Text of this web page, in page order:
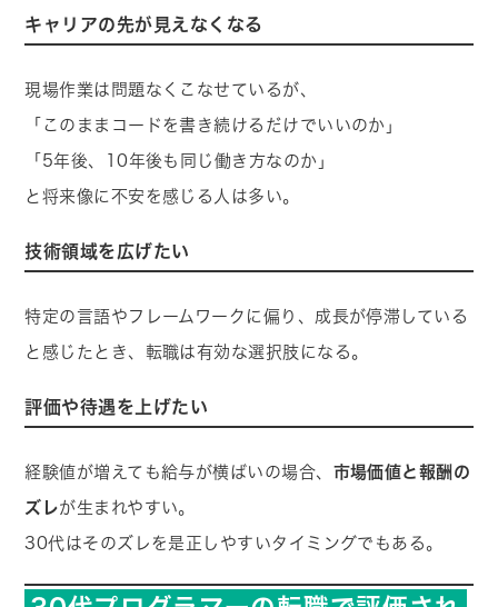
キャリアの先が見えなくなる
現場作業は問題なくこなせているが、
「このままコードを書き続けるだけでいいのか」
「5年後、10年後も同じ働き方なのか」
と将来像に不安を感じる人は多い。
技術領域を広げたい
特定の言語やフレームワークに偏り、成長が停滞している
と感じたとき、転職は有効な選択肢になる。
評価や待遇を上げたい
経験値が増えても給与が横ばいの場合、 市場価値と報酬の
ズレが生まれやすい。
30代はそのズレを是正しやすいタイミングでもある。